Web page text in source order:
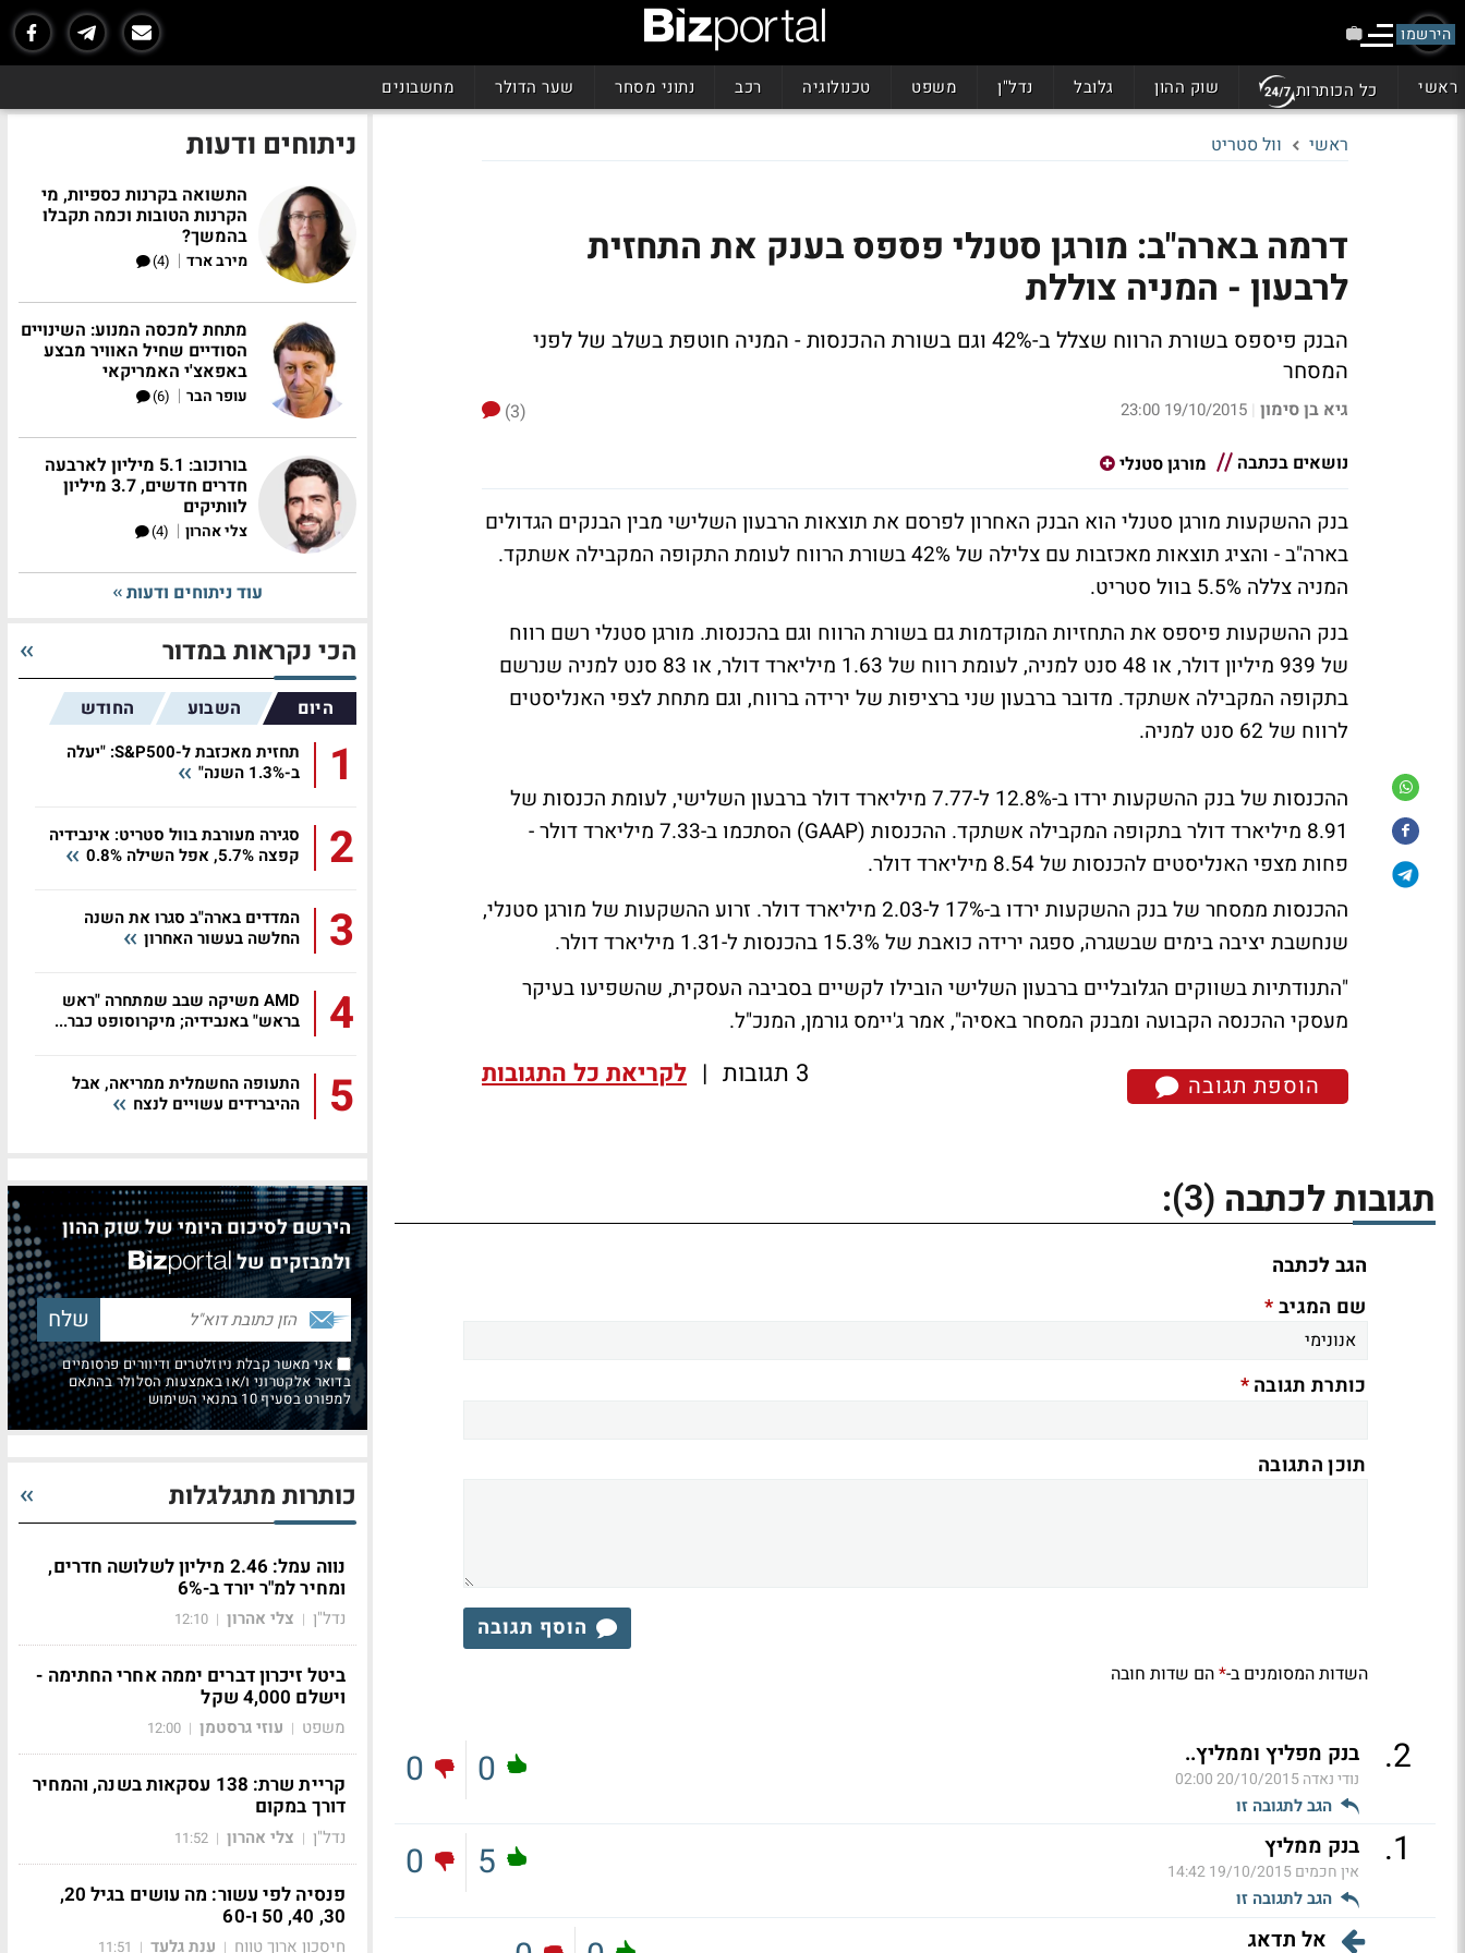
הירשמו
ראשי כל הכותרות שוק ההון גלובל נדל"ן משפט טכנולוגיה רכב נתוני מסחר שער הדולר מחשבונים
ראשי וול סטריט
דרמה בארה"ב: מורגן סטנלי פספס בענק את התחזית
לרבעון - המניה צוללת
הבנק פיספס בשורת הרווח שצלל ב-42% וגם בשורת ההכנסות - המניה חוטפת בשלב של לפני
המסחר
גיא בן סימון |
19/10/2015 23:00
(3)
נושאים בכתבה
מורגן סטנלי
בנק ההשקעות מורגן סטנלי הוא הבנק האחרון לפרסם את תוצאות הרבעון השלישי מבין הבנקים הגדולים
בארה"ב - והציג תוצאות מאכזבות עם צלילה של 42% בשורת הרווח לעומת התקופה המקבילה אשתקד.
המניה צללה 5.5% בוול סטריט.
בנק ההשקעות פיספס את התחזיות המוקדמות גם בשורת הרווח וגם בהכנסות. מורגן סטנלי רשם רווח
של 939 מיליון דולר, או 48 סנט למניה, לעומת רווח של 1.63 מיליארד דולר, או 83 סנט למניה שנרשם
בתקופה המקבילה אשתקד. מדובר ברבעון שני ברציפות של ירידה ברווח, וגם מתחת לצפי האנליסטים
לרווח של 62 סנט למניה.
ההכנסות של בנק ההשקעות ירדו ב-12.8% ל-7.77 מיליארד דולר ברבעון השלישי, לעומת הכנסות של
8.91 מיליארד דולר בתקופה המקבילה אשתקד. ההכנסות (GAAP) הסתכמו ב-7.33 מיליארד דולר -
פחות מצפי האנליסטים להכנסות של 8.54 מיליארד דולר.
ההכנסות ממסחר של בנק ההשקעות ירדו ב-17% ל-2.03 מיליארד דולר. זרוע ההשקעות של מורגן סטנלי,
שנחשבת יציבה בימים שבשגרה, ספגה ירידה כואבת של 15.3% בהכנסות ל-1.31 מיליארד דולר.
"התנודתיות בשווקים הגלובליים ברבעון השלישי הובילו לקשיים בסביבה העסקית, שהשפיעו בעיקר
מעסקי ההכנסה הקבועה ומבנק המסחר באסיה", אמר ג'יימס גורמן, המנכ"ל.
הוספת תגובה 3 תגובות | לקריאת כל התגובות
תגובות לכתבה (3)
:
הגב לכתבה
שם המגיב*
כותרת תגובה*
תוכן התגובה
הוסף תגובה
השדות המסומנים ב-*הם שדות חובה
2
. בנק מפליץ וממליץ..
נודי נאדה20/10/2015 02:00
הגב לתגובה זו
0
0
1
. בנק ממליץ
אין חכמים19/10/2015 14:42
הגב לתגובה זו
5
0
אל תדאג
ניתוחים ודעות
התשואה בקרנות כספיות, מי
הקרנות הטובות וכמה תקבלו
בהמשך?
מירב ארד |
(4)
מתחת למכסה המנוע: השינויים
הסודיים שחיל האוויר מבצע
באפאצ'י האמריקאי
עופר הבר |
(6)
בורוכוב: 5.1 מיליון לארבעה
חדרים חדשים, 3.7 מיליון
לוותיקים
צלי אהרון |
(4)
עוד ניתוחים ודעות
הכי נקראות במדור
היום השבוע החודש
1
תחזית מאכזבת ל-S&P500: "יעלה
ב-1.3% השנה"
2
סגירה מעורבת בוול סטריט: אינבידיה
קפצה 5.7%, אפל השילה 0.8%
3
המדדים בארה"ב סגרו את השנה
החלשה בעשור האחרון
4
AMD משיקה שבב שמתחרה "ראש
בראש" באנבידיה; מיקרוסופט כבר...
5
התעופה החשמלית ממריאה, אבל
ההיברידים עשויים לנצח
הירשם לסיכום היומי של שוק ההון
ולמבזקים של
אני מאשר קבלת ניוזלטרים ודיוורים פרסומיים
בדואר אלקטרוני ו/או באמצעות הסלולר בהתאם
למפורט בסעיף 10 בתנאי השימוש
כותרות מתגלגלות
נווה עמל: 2.46 מיליון לשלושה חדרים,
ומחיר למ"ר יורד ב-6%
נדל"ן | צלי אהרון |
12:10
ביטל זיכרון דברים יממה אחרי החתימה -
וישלם 4,000 שקל
משפט | עוזי גרסטמן |
12:00
קריית שרת: 138 עסקאות בשנה, והמחיר
דורך במקום
נדל"ן | צלי אהרון |
11:52
פנסיה לפי עשור: מה עושים בגיל 20,
30, 40, 50 ו-60
חיסכון ארוך טווח | ענת גלעד |
11:51